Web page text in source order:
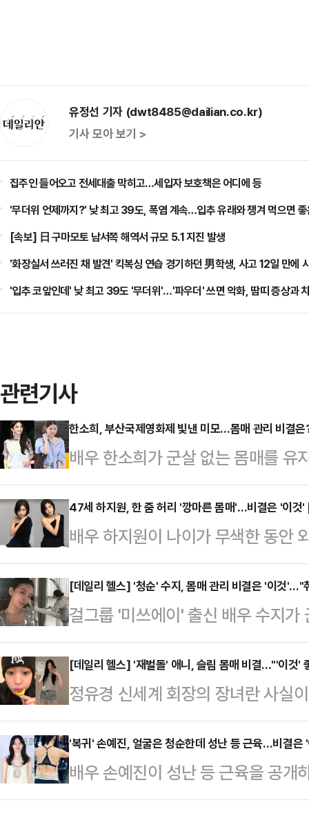
유정선 기자 (dwt8485@dailian.co.kr)
기사 모아 보기 >
집주인 들어오고 전세대출 막히고…세입자 보호책은 어디에 등
'무더위 언제까지?' 낮 최고 39도, 폭염 계속…입추 유래와 챙겨 먹으면
[속보] 日 구마모토 남서쪽 해역서 규모 5.1 지진 발생
'화장실서 쓰러진 채 발견' 킥복싱 연습 경기하던 男학생, 사고 12일 만에
'입추 코앞인데' 낮 최고 39도 '무더위'…'파우더' 쓰면 악화, 땀띠 증상과
관련기사
한소희, 부산국제영화제 빛낸 미모…몸매 관리 비결
배우 한소희가 군살 없는 몸매를 유
는 17일 부산광역시 해운대구 영화
제(2025 BIFF)' 개막식 레드카펫
을 따라 흐르는 실크 소재의 드레스
공항에서 포착된 모습과 비교해서
희는 특별하게 챙겨 먹는 식단으로
는 "냉메밀국수가 살이 안 찐다더
룩 먹는다"고 말…
47세 하지원, 한 줌 허리 '깡마른 몸매'…비결은 '이것
배우 하지원이 나이가 무색한 동안
SNS를 통해 화보 촬영 중인 모습
한쪽을 드러낸 미니 원피스로 가녀
허리 라인도 눈길을 끌었다. 하지
다. 40대 후반이라고는 믿기지 않
28년 차인 하지원은 철저한 자기
외모를 유지하는 비결로 '절제된 식
위해 1…
[데일리 헬스] '청순' 수지, 몸매 관리 비결은 '이것'…"
걸그룹 '미쓰에이' 출신 배우 수지
지는 최근 자신의 인스타그램 계정
했다. 공개된 사진 속 수지는 발레
타일에 클로즈업에도 결점 없이 청
레 바에 다리를 올린 채 균형을 잡
신다운 유연함을 뽐냈다. 뒤태에서
조하며 시선을 붙잡았다.사진을 본
아하네", "자세가…
[데일리 헬스] '재벌돌' 애니, 슬림 몸매 비결..."'이것'
정유경 신세계 회장의 장녀란 사실
그룹 올데이 프로젝트의 멤버 애니
로 꼽히고 있다.애니는 데뷔 전 라
정말 좋아한다"며 "토스트기에 두
는 낮은 칼로리에 비해 높은 포만감
'복귀' 손예진, 얼굴은 청순한데 성난 등 근육…비결
배우 손예진이 성난 등 근육을 공개
개인 SNS에 영화 '어쩔 수가 없다'